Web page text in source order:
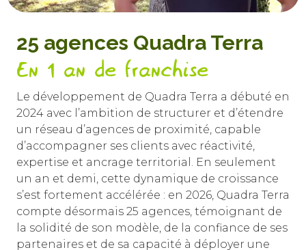
25 agences Quadra Terra
En 1 an de franchise
Le développement de Quadra Terra a débuté en
2024 avec l’ambition de structurer et d’étendre
un réseau d’agences de proximité, capable
d’accompagner ses clients avec réactivité,
expertise et ancrage territorial. En seulement
un an et demi, cette dynamique de croissance
s’est fortement accélérée : en 2026, Quadra Terra
compte désormais 25 agences, témoignant de
la solidité de son modèle, de la confiance de ses
partenaires et de sa capacité à déployer une